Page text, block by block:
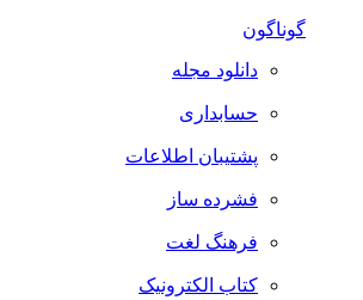
گوناگون
دانلود مجله
حسابداری
پشتیبان اطلاعات
فشرده ساز
فرهنگ لغت
کتاب الکترونیک